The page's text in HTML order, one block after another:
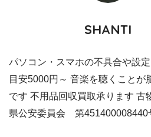
SHANTI
パソコン・スマホの不具合や設
目安5000円～ 音楽を聴くことが
です 不用品回収買取承ります 古
県公安委員会 第451400008440